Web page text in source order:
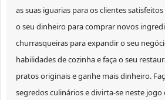
as suas iguarias para os clientes
o seu dinheiro para comprar novos
churrasqueiras para expandir o seu
habilidades de cozinha e faça o seu
pratos originais e ganhe mais dinheiro.
segredos culinários e divirta-se neste